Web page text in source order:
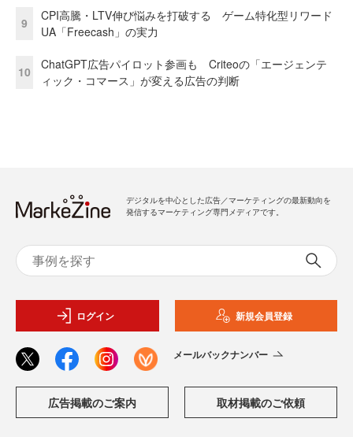
9
CPI高騰・LTV伸び悩みを打破する ゲーム特化型リワード
UA「Freecash」の実力
10
ChatGPT広告パイロット参画も Criteoの「エージェンテ
ィック・コマース」が変える広告の判断
デジタルを中心とした広告／マーケティングの最新動向を
発信するマーケティング専門メディアです。
ログイン 新規会員登録
メールバックナンバー
広告掲載のご案内 取材掲載のご依頼